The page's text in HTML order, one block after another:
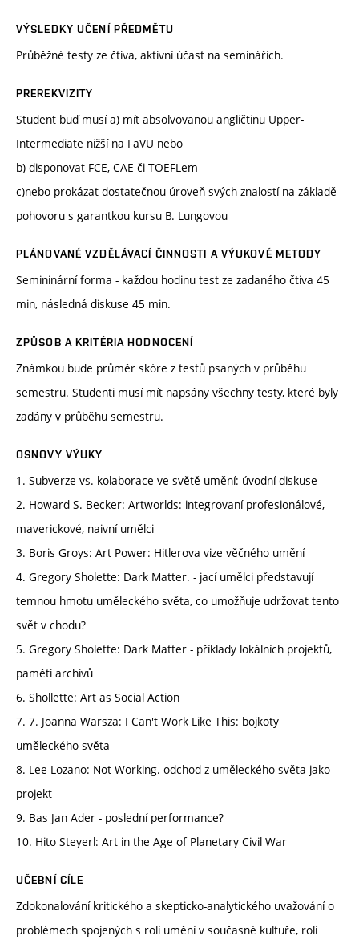
VÝSLEDKY UČENÍ PŘEDMĚTU
Průběžné testy ze čtiva, aktivní účast na seminářích.
PREREKVIZITY
Student buď musí a) mít absolvovanou angličtinu Upper-
Intermediate nižší na FaVU nebo
b) disponovat FCE, CAE či TOEFLem
c)nebo prokázat dostatečnou úroveň svých znalostí na základě
pohovoru s garantkou kursu B. Lungovou
PLÁNOVANÉ VZDĚLÁVACÍ ČINNOSTI A VÝUKOVÉ METODY
Semininární forma - každou hodinu test ze zadaného čtiva 45
min, následná diskuse 45 min.
ZPŮSOB A KRITÉRIA HODNOCENÍ
Známkou bude průměr skóre z testů psaných v průběhu
semestru. Studenti musí mít napsány všechny testy, které byly
zadány v průběhu semestru.
OSNOVY VÝUKY
1. Subverze vs. kolaborace ve světě umění: úvodní diskuse
2. Howard S. Becker: Artworlds: integrovaní profesionálové,
maverickové, naivní umělci
3. Boris Groys: Art Power: Hitlerova vize věčného umění
4. Gregory Sholette: Dark Matter. - jací umělci představují
temnou hmotu uměleckého světa, co umožňuje udržovat tento
svět v chodu?
5. Gregory Sholette: Dark Matter - příklady lokálních projektů,
paměti archivů
6. Shollette: Art as Social Action
7. 7. Joanna Warsza: I Can't Work Like This: bojkoty
uměleckého světa
8. Lee Lozano: Not Working. odchod z uměleckého světa jako
projekt
9. Bas Jan Ader - poslední performance?
10. Hito Steyerl: Art in the Age of Planetary Civil War
UČEBNÍ CÍLE
Zdokonalování kritického a skepticko-analytického uvažování o
problémech spojených s rolí umění v současné kultuře, rolí